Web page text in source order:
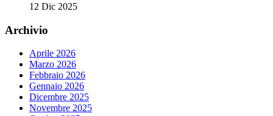
12 Dic 2025
Archivio
Aprile 2026
Marzo 2026
Febbraio 2026
Gennaio 2026
Dicembre 2025
Novembre 2025